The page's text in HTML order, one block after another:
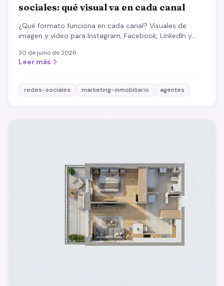
sociales: qué visual va en cada canal
¿Qué formato funciona en cada canal? Visuales de
imagen y vídeo para Instagram, Facebook, LinkedIn y
30 de junio de 2026
Leer más
redes-sociales marketing-inmobiliario agentes